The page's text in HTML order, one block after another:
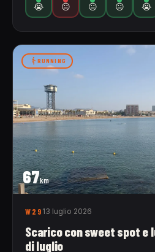
😭 😐 😐 😐 😭
67km
RUNNING
W29 13 luglio 2026
Scarico con sweet spot e
di luglio